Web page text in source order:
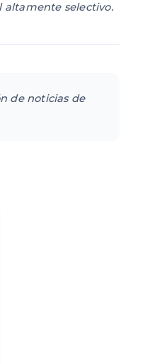
altamente selectivo.
de noticias de